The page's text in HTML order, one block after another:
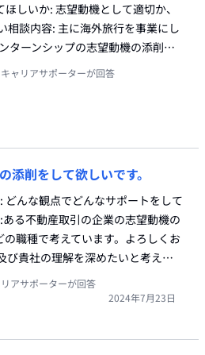
しいか: 志望動機として適切か、
相談内容: 主に海外旅行を事業にし
ターンシップの志望動機の添削…
ャリアサポーターが回答
添削をして欲しいです。
どんな観点でどんなサポートをして
る不動産取引の企業の志望動機の
職種で考えています。よろしくお
び貴社の理解を深めたいと考え…
アサポーターが回答
2024年7月23日